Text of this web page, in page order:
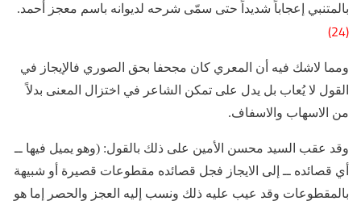
بالمتنبي إعجاباً شديداً حتى سمّى شرحه لديوانه باسم معجز أحمد.
(24)
ومما لاشك فيه أن المعري كان مجحفا بحق الصوري فالإيجاز في
القول لا يُعاب بل يدل على تمكن الشاعر في اختزال المعنى بدلاً
من الاسهاب والاسفاف.
وقد عقب السيد محسن الأمين على ذلك بالقول: (وهو يميل فيها ــ
أي قصائده ــ إلى الايجاز فجل قصائده مقطوعات قصيرة أو شبيهة
بالمقطوعات وقد عيب عليه ذلك ونسب إليه العجز والحصر إما هو